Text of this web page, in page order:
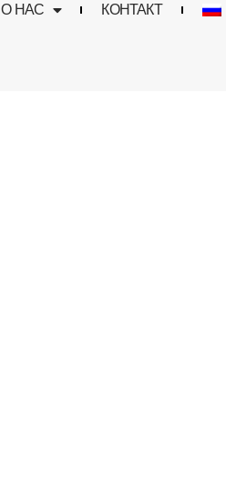
О НАС КОНТАКТ